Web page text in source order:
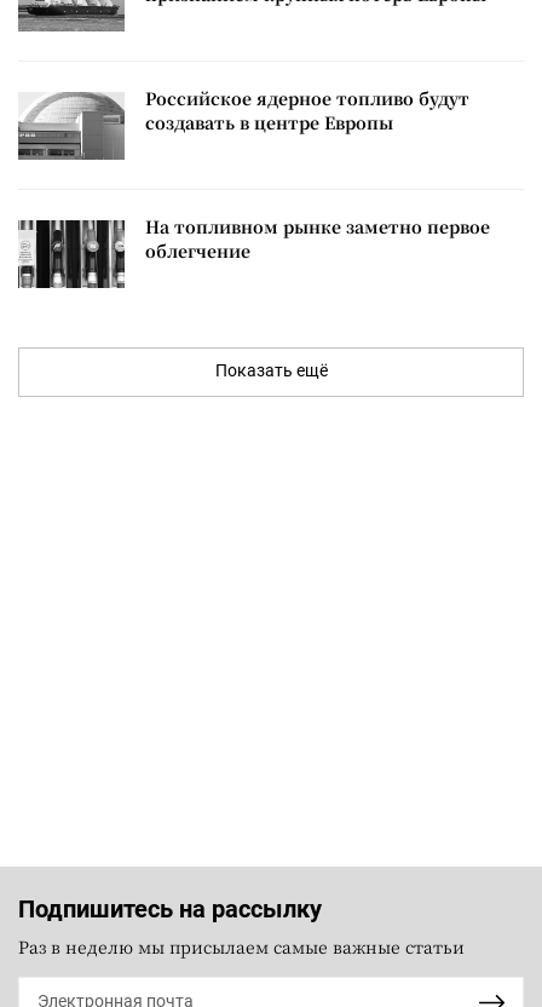
Российское ядерное топливо будут
создавать в центре Европы
На топливном рынке заметно первое
облегчение
Показать ещё
Подпишитесь на рассылку
Раз в неделю мы присылаем самые важные статьи